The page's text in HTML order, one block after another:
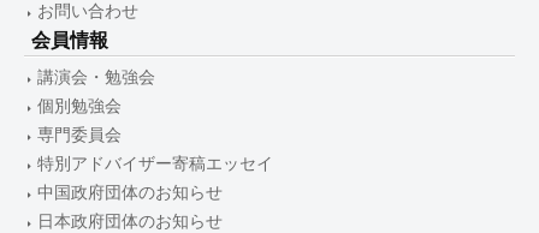
お問い合わせ
会員情報
講演会・勉強会
個別勉強会
専門委員会
特別アドバイザー寄稿エッセイ
中国政府団体のお知らせ
日本政府団体のお知らせ